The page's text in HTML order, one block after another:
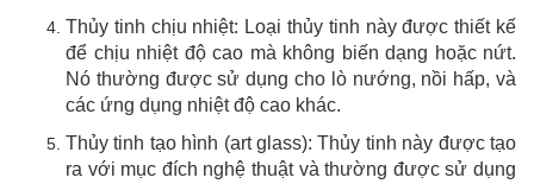
Thủy tinh chịu nhiệt: Loại thủy tinh này được thiết kế
để chịu nhiệt độ cao mà không biến dạng hoặc nứt.
Nó thường được sử dụng cho lò nướng, nồi hấp, và
các ứng dụng nhiệt độ cao khác.
Thủy tinh tạo hình (art glass): Thủy tinh này được tạo
ra với mục đích nghệ thuật và thường được sử dụng